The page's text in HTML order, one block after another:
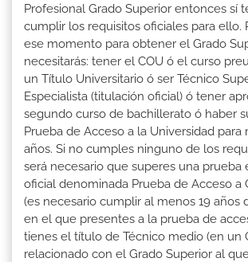
Profesional Grado Superior entonces sí
cumplir los requisitos oficiales para ello.
ese momento para obtener el Grado
necesitarás: tener el COU ó el curso
un Título Universitario ó ser Técnico
Especialista (titulación oficial) ó tener
segundo curso de bachillerato ó haber
Prueba de Acceso a la Universidad para
años. Si no cumples ninguno de los
será necesario que superes una prueba
oficial denominada Prueba de Acceso a
(es necesario cumplir al menos 19 años
en el que presentes a la prueba de
tienes el título de Técnico medio (en un
relacionado con el Grado Superior al